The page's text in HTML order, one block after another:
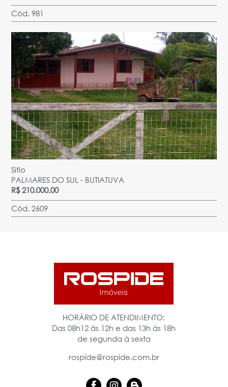
Cód. 981
Sítio
PALMARES DO SUL - BUTIATUVA
R$ 210.000,00
Cód. 2609
HORÁRIO DE ATENDIMENTO:
Das 08h12 às 12h e das 13h às 18h
de segunda à sexta
rospide@rospide.com.br